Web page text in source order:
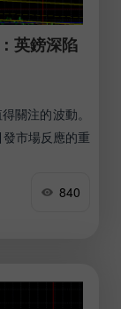
英鎊深陷
關注的波動。
市場反應的重
840